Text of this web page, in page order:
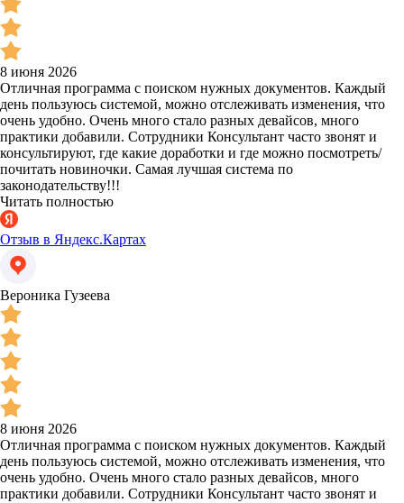
8 июня 2026
Отличная программа с поиском нужных документов. Каждый
день пользуюсь системой, можно отслеживать изменения, что
очень удобно. Очень много стало разных девайсов, много
практики добавили. Сотрудники Консультант часто звонят и
консультируют, где какие доработки и где можно посмотреть/
почитать новиночки. Самая лучшая система по
законодательству!!!
Читать полностью
Отзыв в Яндекс.Картах
Вероника Гузеева
8 июня 2026
Отличная программа с поиском нужных документов. Каждый
день пользуюсь системой, можно отслеживать изменения, что
очень удобно. Очень много стало разных девайсов, много
практики добавили. Сотрудники Консультант часто звонят и